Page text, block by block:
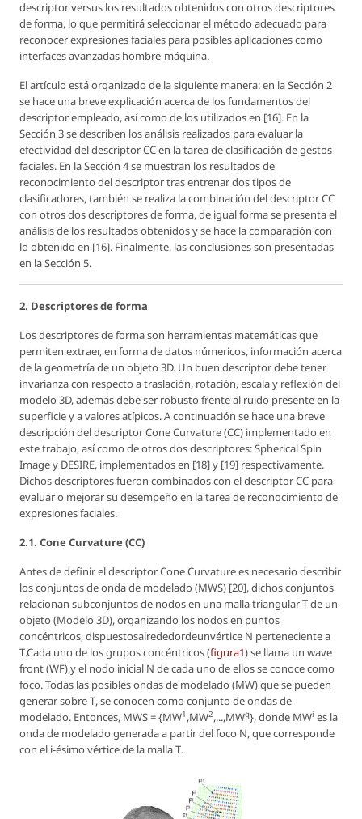
descriptor versus los resultados obtenidos con otros descriptores
de forma, lo que permitirá seleccionar el método adecuado para
reconocer expresiones faciales para posibles aplicaciones como
interfaces avanzadas hombre-máquina.
El artículo está organizado de la siguiente manera: en la Sección 2
se hace una breve explicación acerca de los fundamentos del
descriptor empleado, así como de los utilizados en [16]. En la
Sección 3 se describen los análisis realizados para evaluar la
efectividad del descriptor CC en la tarea de clasificación de gestos
faciales. En la Sección 4 se muestran los resultados de
reconocimiento del descriptor tras entrenar dos tipos de
clasificadores, también se realiza la combinación del descriptor CC
con otros dos descriptores de forma, de igual forma se presenta el
análisis de los resultados obtenidos y se hace la comparación con
lo obtenido en [16]. Finalmente, las conclusiones son presentadas
en la Sección 5.
2. Descriptores de forma
Los descriptores de forma son herramientas matemáticas que
permiten extraer, en forma de datos númericos, información acerca
de la geometría de un objeto 3D. Un buen descriptor debe tener
invarianza con respecto a traslación, rotación, escala y reflexión del
modelo 3D, además debe ser robusto frente al ruido presente en la
superficie y a valores atípicos. A continuación se hace una breve
descripción del descriptorCone Curvature(CC) implementado en
este trabajo, así como de otros dos descriptores: Spherical Spin
Image y DESIRE, implementados en [18] y [19] respectivamente.
Dichos descriptores fueron combinados con el descriptor CC para
evaluar o mejorar su desempeño en la tarea de reconocimiento de
expresiones faciales.
2.1. Cone Curvature (CC)
Antes de definir el descriptorCone Curvaturees necesario describir
los conjuntos de onda de modelado (MWS) [20], dichos conjuntos
relacionan subconjuntos de nodos en una malla triangularTde un
objeto (Modelo 3D), organizando los nodos en puntos
concéntricos, dispuestosalrededordeunvértice N perteneciente a
T.Cada uno de los grupos concéntricos (figura1) se llama un wave
front(WF),y el nodo inicial N de cada uno de ellos se conoce como
foco. Todas las posibles ondas de modelado (MW) que se pueden
generar sobreT, se conocen como conjunto de ondas de
modelado. Entonces, MWS = {MW1 ,MW2,...,MWq}, donde MWi es la
onda de modelado generada a partir del foco N, que corresponde
con el i-ésimo vértice de la mallaT.